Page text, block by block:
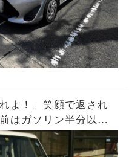
よ！」笑顔で返され
はガソリン半分以上
はほぼE。数百円を惜
ものとは…